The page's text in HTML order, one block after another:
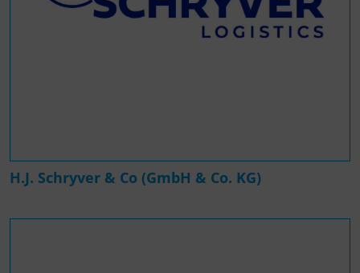
H.J. Schryver & Co (GmbH & Co. KG)